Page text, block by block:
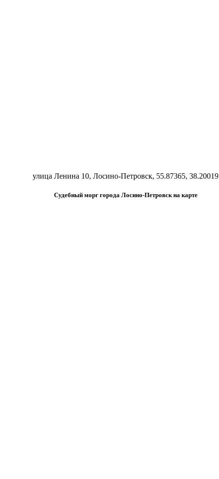
улица Ленина 10, Лосино-Петровск, 55.87365, 38.20019
Судебный морг города Лосино-Петровск на карте